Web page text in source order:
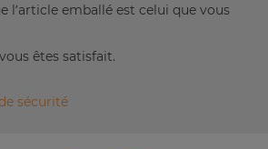
l’article emballé est celui que vous
êtes satisfait.
sécurité